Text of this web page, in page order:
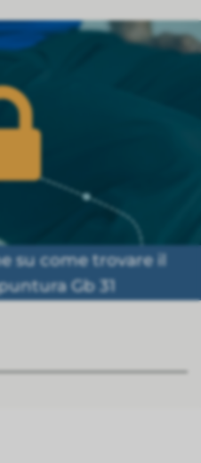
su come trovare il
Gb 31